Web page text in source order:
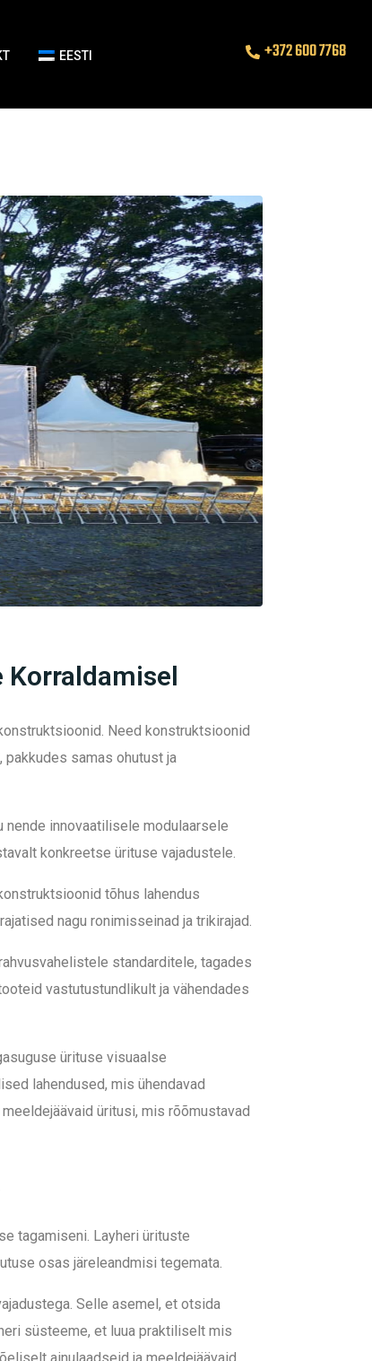
EESTI +372 600 7768
Korraldamisel
Need konstruktsioonid
samas ohutust ja
nende innovaatilisele modulaarsele
konkreetse ürituse vajadustele.
tõhus lahendus
nagu ronimisseinad ja trikirajad.
standarditele, tagades
vastutustundlikult ja vähendades
ürituse visuaalse
lahendused, mis ühendavad
üritusi, mis rõõmustavad
tagamiseni. Layheri ürituste
osas järeleandmisi tegemata.
Selle asemel, et otsida
süsteeme, et luua praktiliselt mis